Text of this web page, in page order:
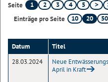
Seite 1 2 3 4
5
Einträge pro Seite
10 20 50
Datum Titel
28.03.2024
Neue
April in Kraft